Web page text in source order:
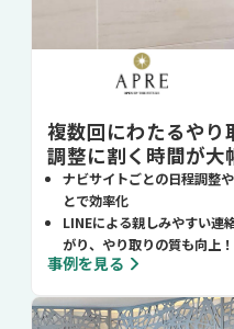
複数回にわたるやり
調整に割く時間が大
ナビサイトごとの日程調整
とで効率化
LINEによる親しみやすい連
がり、やり取りの質も向上！
事例を見る